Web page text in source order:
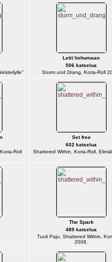
Letit liehumaan
506 katselua
Sturm und Drang, Koria-Roll
Roll
Set free
602 katselua
Shattered Within, Koria-Roll,
The Spark
489 katselua
Tuuli Paju, Shattered Within,
2008.